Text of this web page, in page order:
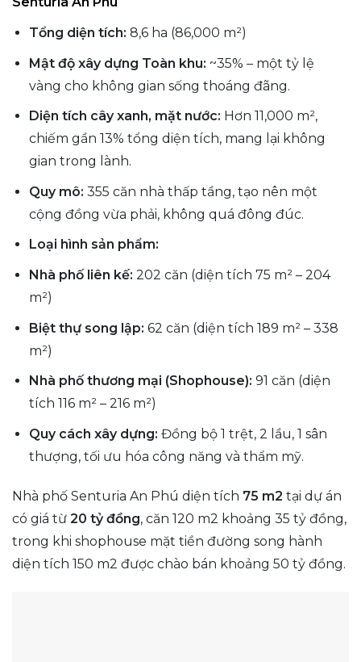
Tổng diện tích: 8,6 ha (86,000 m²)
Mật độ xây dựng Toàn khu: ~35% – một tỷ lệ
vàng cho không gian sống thoáng đãng.
Diện tích cây xanh, mặt nước: Hơn 11,000 m²,
chiếm gần 13% tổng diện tích, mang lại không
gian trong lành.
Quy mô: 355 căn nhà thấp tầng, tạo nên một
cộng đồng vừa phải, không quá đông đúc.
Loại hình sản phẩm:
Nhà phố liên kế: 202 căn (diện tích 75 m² – 204
m²)
Biệt thự song lập: 62 căn (diện tích 189 m² – 338
m²)
Nhà phố thương mại (Shophouse): 91 căn (diện
tích 116 m² – 216 m²)
Quy cách xây dựng: Đồng bộ 1 trệt, 2 lầu, 1 sân
thượng, tối ưu hóa công năng và thẩm mỹ.
Nhà phố Senturia An Phú diện tích 75 m2 tại dự án
có giá từ 20 tỷ đồng, căn 120 m2 khoảng 35 tỷ đồng,
trong khi shophouse mặt tiền đường song hành
diện tích 150 m2 được chào bán khoảng 50 tỷ đồng.